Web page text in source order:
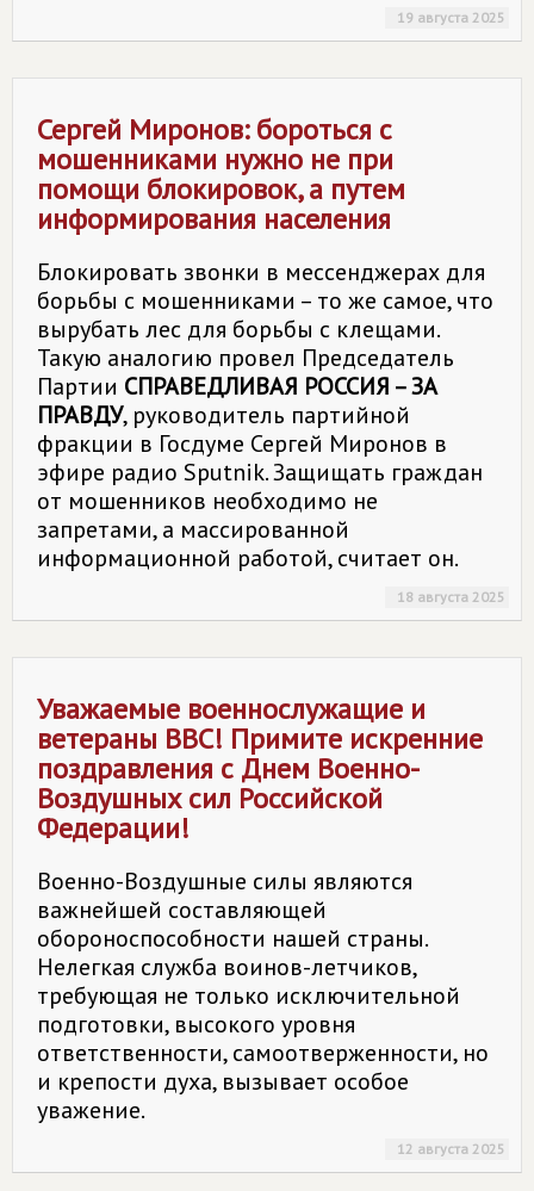
19 августа 2025
Сергей Миронов: бороться с
мошенниками нужно не при
помощи блокировок, а путем
информирования населения
Блокировать звонки в мессенджерах для
борьбы с мошенниками – то же самое, что
вырубать лес для борьбы с клещами.
Такую аналогию провел Председатель
Партии СПРАВЕДЛИВАЯ РОССИЯ – ЗА
ПРАВДУ, руководитель партийной
фракции в Госдуме Сергей Миронов в
эфире радио Sputnik. Защищать граждан
от мошенников необходимо не
запретами, а массированной
информационной работой, считает он.
18 августа 2025
Уважаемые военнослужащие и
ветераны ВВС! Примите искренние
поздравления с Днем Военно-
Воздушных сил Российской
Федерации!
Военно-Воздушные силы являются
важнейшей составляющей
обороноспособности нашей страны.
Нелегкая служба воинов-летчиков,
требующая не только исключительной
подготовки, высокого уровня
ответственности, самоотверженности, но
и крепости духа, вызывает особое
уважение.
12 августа 2025